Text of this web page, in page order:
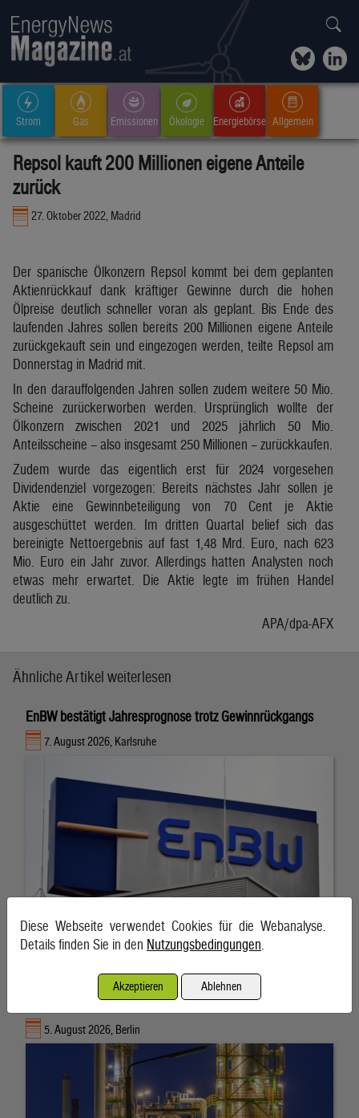
Strom Gas Emissionen Ökologie Energiebörse Allgemein
Repsol kauft 200 Millionen eigene Anteile
zurück
27. Oktober 2022, Madrid
Der spanische Ölkonzern Repsol kommt bei dem geplanten
Aktienrückkauf dank kräftiger Gewinne durch die hohen
Ölpreise deutlich schneller voran als geplant. Bis Ende des
laufenden Jahres sollen bereits 200 Millionen eigene Anteile
zurückgekauft sein und eingezogen werden, teilte Repsol am
Donnerstag in Madrid mit.
In den darauffolgenden Jahren sollen zudem weitere 50 Mio.
Scheine zurückerworben werden. Ursprünglich wollte der
Ölkonzern zwischen 2021 und 2025 jährlich 50 Mio.
Anteilsscheine – also insgesamt 250 Millionen – zurückkaufen.
Zudem wurde das eigentlich erst für 2024 vorgesehen
Dividendenziel vorgezogen: Bereits nächstes Jahr sollen je
Aktie eine Gewinnbeteiligung von 70 Cent je Aktie
ausgeschüttet werden. Im dritten Quartal belief sich das
bereinigte Nettoergebnis auf fast 1,48 Mrd. Euro, nach 623
Mio. Euro ein Jahr zuvor. Allerdings hatten Analysten noch
etwas mehr erwartet. Die Aktie legte im frühen Handel
deutlich zu.
APA/dpa-AFX
Ähnliche Artikel weiterlesen
EnBW bestätigt Jahresprognose trotz Gewinnrückgangs
7. August 2026, Karlsruhe
Deutsche Raffinerien üben Kritik an Kartellamt-Abfragen
5. August 2026, Berlin
Diese Webseite verwendet Cookies für die Webanalyse.
Details finden Sie in den Nutzungsbedingungen.
Akzeptieren Ablehnen